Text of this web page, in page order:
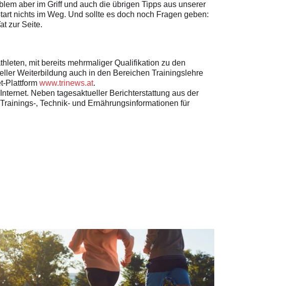
aber im Griff und auch die übrigen Tipps aus unserer
nichts im Weg. Und sollte es doch noch Fragen geben:
zur Seite.
mit bereits mehrmaliger Qualifikation zu den
Weiterbildung auch in den Bereichen Trainingslehre
Plattform www.trinews.at.
Neben tagesaktueller Berichterstattung aus der
, Technik- und Ernährungsinformationen für